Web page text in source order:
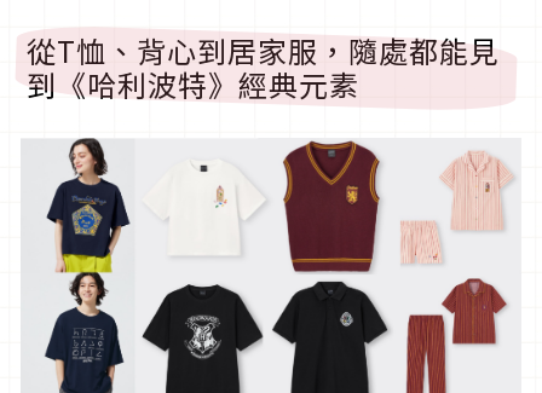
從T恤、背心到居家服，隨處都能見
到《哈利波特》經典元素